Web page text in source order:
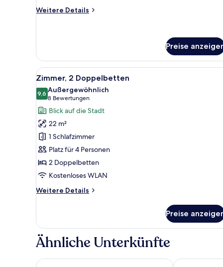
Weitere Details
Weitere
Bett
Preise
Alle
Fotos
für
Zimmer,
2 Doppelbetten
anzeigen
Ein Hotelzimmer mit zwei
8
Zimmer, 2 Doppelbetten
9,69,6 von 10
Außergewöhnlich
8 Bewertungen
(8
Bewertungen)
Blick auf die Stadt
22 m²
1 Schlafzimmer
Platz für 4 Personen
2 Doppelbetten
Kostenloses WLAN
Weitere Details
Weitere
2 Doppelbetten
Preise
Ähnliche Unterkünfte
The Washington Hilton